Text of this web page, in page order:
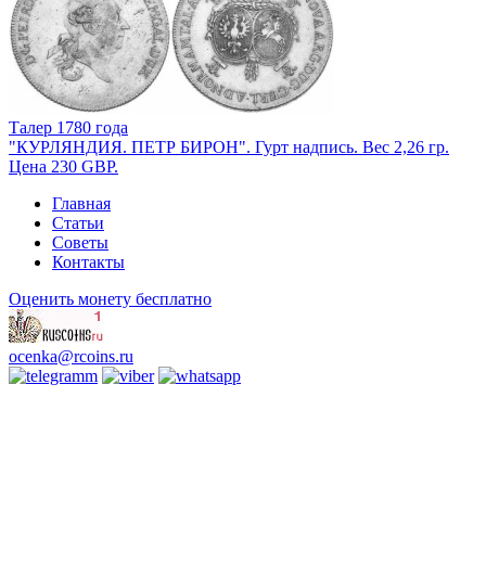
Талер 1780 года
"КУРЛЯНДИЯ. ПЕТР БИРОН". Гурт надпись. Вес 2,26 гр.
Цена 230 GBP.
Главная
Статьи
Советы
Контакты
Оценить монету бесплатно
ocenka@rcoins.ru